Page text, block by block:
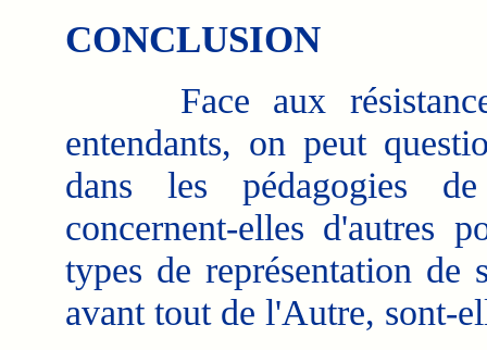
CONCLUSION
Face aux
entendants, on peut
dans les pédagogies
concernent-elles d'autres
types de représentation
avant tout de l'Autre, sont-